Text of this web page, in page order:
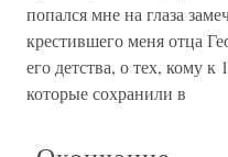
попался мне на глаза
крестившего меня отца
его детства, о тех, кому
которые сохранили в